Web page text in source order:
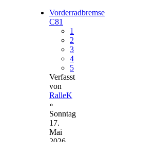
Vorderradbremse
C81
1
2
3
4
5
Verfasst
von
RalleK
»
Sonntag
17.
Mai